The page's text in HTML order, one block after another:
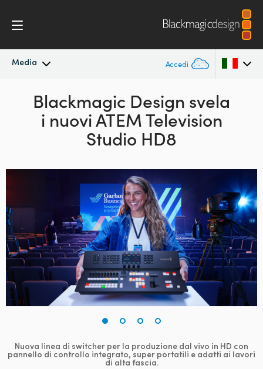
Media Accedi
In primo pianoArgentina
Australia
China
Denmark
Finland
France
Hong Kong SAR, China
Blackmagic Design svela
i nuovi ATEM Television
Studio HD8
Nuova linea di switcher per la produzione dal vivo in HD con
pannello di controllo integrato, super portatili e adatti ai lavori
di alta fascia.